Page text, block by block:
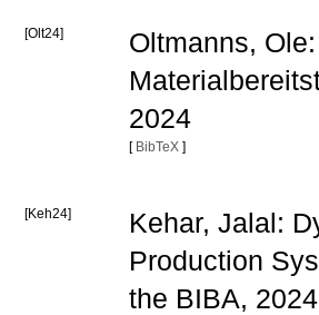
[Olt24]
Oltmanns,
2024
[ BibTeX ]
[Keh24]
Kehar, Jalal:
Production
the BIBA, 2024